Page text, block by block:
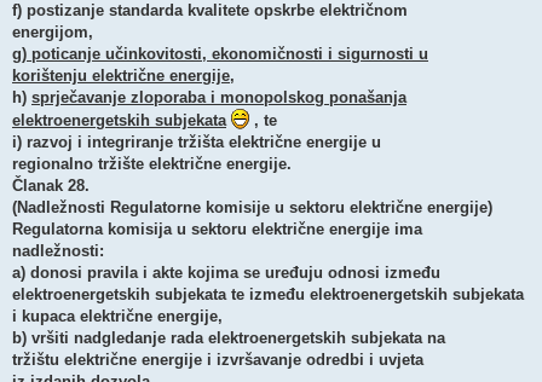
f) postizanje standarda kvalitete opskrbe električnom
energijom,
g) poticanje učinkovitosti, ekonomičnosti i sigurnosti u
korištenju električne energije,
h) sprječavanje zloporaba i monopolskog ponašanja
elektroenergetskih subjekata
, te
i) razvoj i integriranje tržišta električne energije u
regionalno tržište električne energije.
Članak 28.
(Nadležnosti Regulatorne komisije u sektoru električne energije)
Regulatorna komisija u sektoru električne energije ima
nadležnosti:
a) donosi pravila i akte kojima se uređuju odnosi između
elektroenergetskih subjekata te između elektroenergetskih subjekata
i kupaca električne energije,
b) vršiti nadgledanje rada elektroenergetskih subjekata na
tržištu električne energije i izvršavanje odredbi i uvjeta